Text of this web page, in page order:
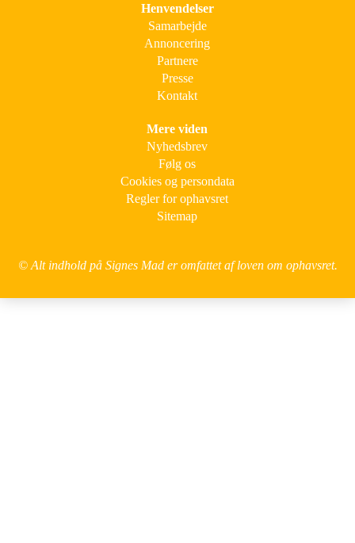
Henvendelser
Samarbejde
Annoncering
Partnere
Presse
Kontakt
Mere viden
Nyhedsbrev
Følg os
Cookies og persondata
Regler for ophavsret
Sitemap
© Alt indhold på Signes Mad er omfattet af loven om ophavsret.